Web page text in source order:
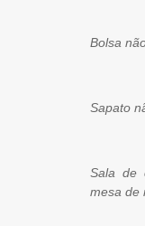
Bolsa
Sapato
Sala de
mesa de